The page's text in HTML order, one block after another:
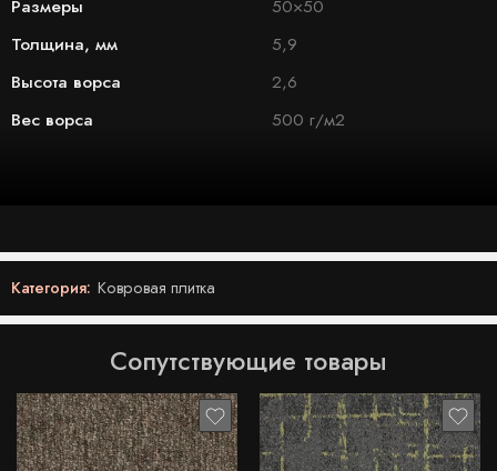
Размеры
50×50
Толщина, мм
5,9
Высота ворса
2,6
Вес ворса
500 г/м2
Категория: Ковровая плитка
Сопутствующие товары